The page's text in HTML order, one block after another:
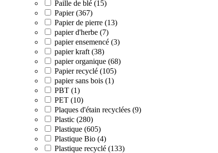
Paille de blé (15)
Papier (367)
Papier de pierre (13)
papier d'herbe (7)
papier ensemencé (3)
papier kraft (38)
papier organique (68)
Papier recyclé (105)
papier sans bois (1)
PBT (1)
PET (10)
Plaques d'étain recyclées (9)
Plastic (280)
Plastique (605)
Plastique Bio (4)
Plastique recyclé (133)